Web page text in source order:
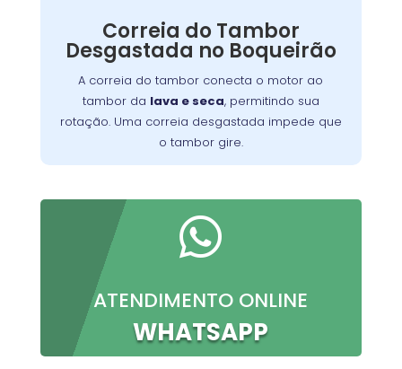
Correia do Tambor
Desgastada no Boqueirão
A correia do tambor conecta o motor ao
tambor da lava e seca, permitindo sua
rotação. Uma correia desgastada impede que
o tambor gire.
o problema, permitindo que você continue a
preparar suas refeições favoritas sem
interrupções.

ATENDIMENTO ONLINE
WHATSAPP